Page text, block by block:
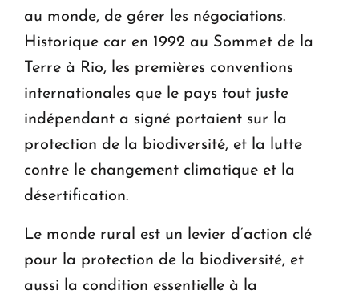
au monde, de gérer les négociations.
Historique car en 1992 au Sommet de la
Terre à Rio, les premières conventions
internationales que le pays tout juste
indépendant a signé portaient sur la
protection de la biodiversité, et la lutte
contre le changement climatique et la
désertification.
Le monde rural est un levier d’action clé
pour la protection de la biodiversité, et
aussi la condition essentielle à la